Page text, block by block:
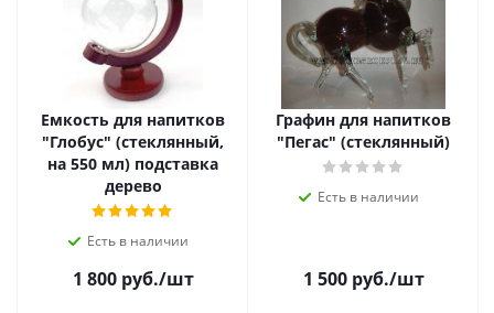
Емкость для напитков
"Глобус" (стеклянный,
на 550 мл) подставка
дерево
Есть в наличии
1 800руб./шт
Графин для напитков
"Пегас" (стеклянный)
Есть в наличии
1 500руб./шт